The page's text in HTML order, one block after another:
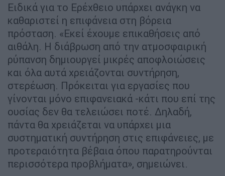
Ειδικά για το Ερέχθειο υπάρχει ανάγκη να
καθαριστεί η επιφάνεια στη βόρεια
πρόσταση. «Εκεί έχουμε επικαθήσεις από
αιθάλη. Η διάβρωση από την ατμοσφαιρική
ρύπανση δημιουργεί μικρές αποφλοιώσεις
και όλα αυτά χρειάζονται συντήρηση,
στερέωση. Πρόκειται για εργασίες που
γίνονται μόνο επιφανειακά -κάτι που επί της
ουσίας δεν θα τελειώσει ποτέ. Δηλαδή,
πάντα θα χρειάζεται να υπάρχει μια
συστηματική συντήρηση στις επιφάνειες, με
προτεραιότητα βέβαια όπου παρατηρούνται
περισσότερα προβλήματα», σημειώνει.